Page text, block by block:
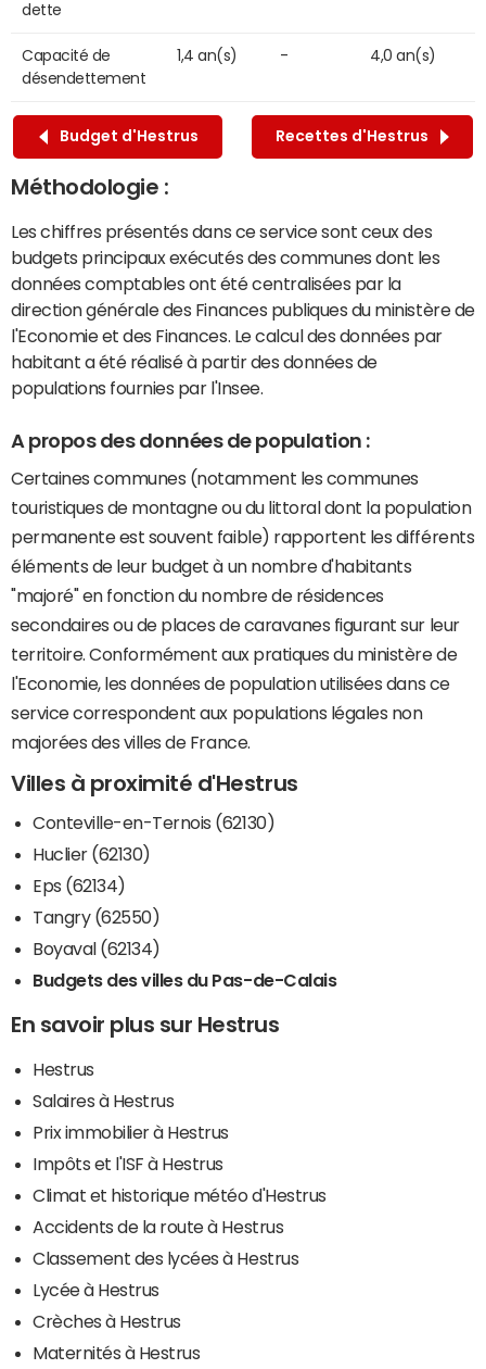
dette
Capacité de
désendettement
1,4 an(s) - 4,0 an(s)
Budget d'Hestrus Recettes d'Hestrus
Méthodologie :
Les chiffres présentés dans ce service sont ceux des
budgets principaux exécutés des communes dont les
données comptables ont été centralisées par la
direction générale des Finances publiques du ministère de
l'Economie et des Finances. Le calcul des données par
habitant a été réalisé à partir des données de
populations fournies par l'Insee.
A propos des données de population :
Certaines communes (notamment les communes
touristiques de montagne ou du littoral dont la population
permanente est souvent faible) rapportent les différents
éléments de leur budget à un nombre d'habitants
"majoré" en fonction du nombre de résidences
secondaires ou de places de caravanes figurant sur leur
territoire. Conformément aux pratiques du ministère de
l'Economie, les données de population utilisées dans ce
service correspondent aux populations légales non
majorées des villes de France.
Villes à proximité d'Hestrus
Conteville-en-Ternois (62130)
Huclier (62130)
Eps (62134)
Tangry (62550)
Boyaval (62134)
Budgets des villes du Pas-de-Calais
En savoir plus sur Hestrus
Hestrus
Salaires à Hestrus
Prix immobilier à Hestrus
Impôts et l'ISF à Hestrus
Climat et historique météo d'Hestrus
Accidents de la route à Hestrus
Classement des lycées à Hestrus
Lycée à Hestrus
Crèches à Hestrus
Maternités à Hestrus